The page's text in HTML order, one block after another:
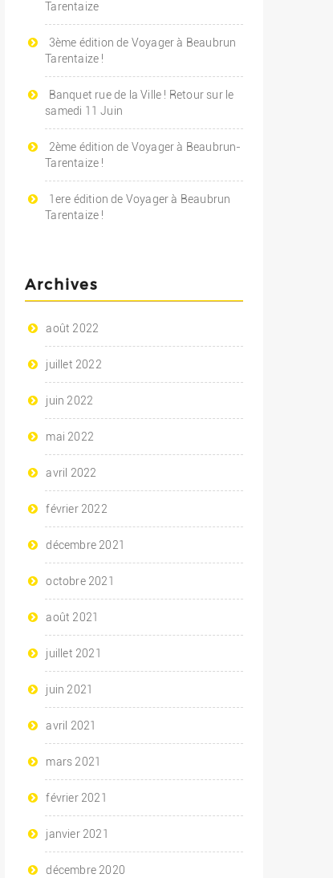
Tarentaize
3ème édition de Voyager à Beaubrun
Tarentaize !
Banquet rue de la Ville ! Retour sur le
samedi 11 Juin
2ème édition de Voyager à Beaubrun-
Tarentaize !
1ere édition de Voyager à Beaubrun
Tarentaize !
Archives
août 2022
juillet 2022
juin 2022
mai 2022
avril 2022
février 2022
décembre 2021
octobre 2021
août 2021
juillet 2021
juin 2021
avril 2021
mars 2021
février 2021
janvier 2021
décembre 2020